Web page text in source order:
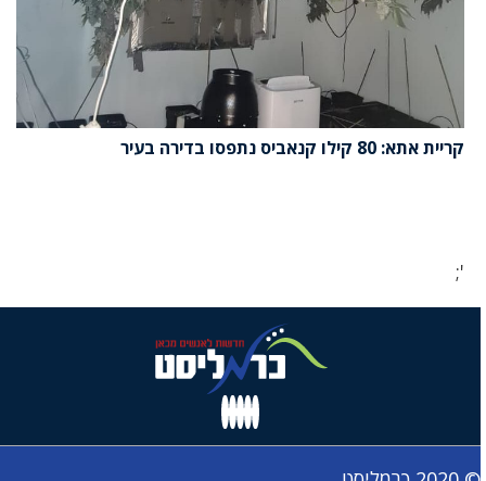
קריית אתא: 80 קילו קנאביס נתפסו בדירה בעיר
';